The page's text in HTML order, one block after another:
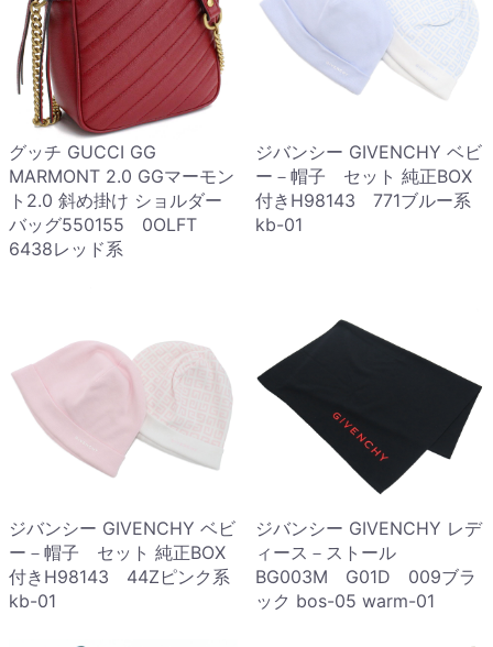
グッチ GUCCI GG
MARMONT 2.0 GGマーモン
ト2.0 斜め掛け ショルダー
バッグ550155 0OLFT
6438レッド系
ジバンシー GIVENCHY ベビ
ー－帽子 セット 純正BOX
付きH98143 771ブルー系
kb-01
ジバンシー GIVENCHY ベビ
ー－帽子 セット 純正BOX
付きH98143 44Zピンク系
kb-01
ジバンシー GIVENCHY レデ
ィース－ストール
BG003M G01D 009ブラ
ック bos-05 warm-01